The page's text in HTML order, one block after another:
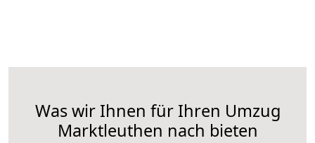
Was wir Ihnen für Ihren Umzug
Marktleuthen nach bieten